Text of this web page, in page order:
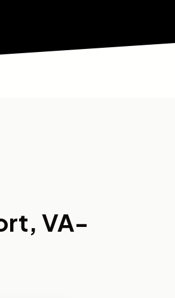
VA-